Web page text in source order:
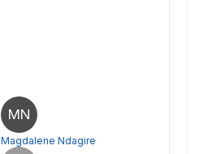
MN
Magdalene Ndagire